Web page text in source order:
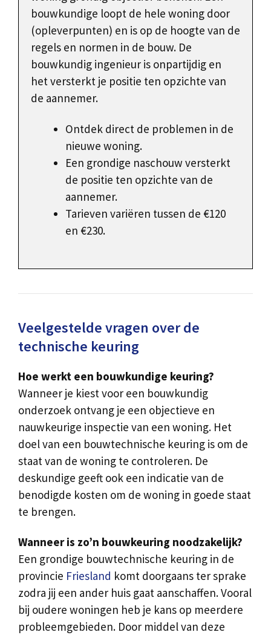
bouwkundige loopt de hele woning door
(opleverpunten) en is op de hoogte van de
regels en normen in de bouw. De
bouwkundig ingenieur is onpartijdig en
het versterkt je positie ten opzichte van
de aannemer.
Ontdek direct de problemen in de
nieuwe woning.
Een grondige naschouw versterkt
de positie ten opzichte van de
aannemer.
Tarieven variëren tussen de €120
en €230.
Veelgestelde vragen over de
technische keuring
Hoe werkt een bouwkundige keuring?
Wanneer je kiest voor een bouwkundig
onderzoek ontvang je een objectieve en
nauwkeurige inspectie van een woning. Het
doel van een bouwtechnische keuring is om de
staat van de woning te controleren. De
deskundige geeft ook een indicatie van de
benodigde kosten om de woning in goede staat
te brengen.
Wanneer is zo’n bouwkeuring noodzakelijk?
Een grondige bouwtechnische keuring in de
provincie Friesland komt doorgaans ter sprake
zodra jij een ander huis gaat aanschaffen. Vooral
bij oudere woningen heb je kans op meerdere
probleemgebieden. Door middel van deze